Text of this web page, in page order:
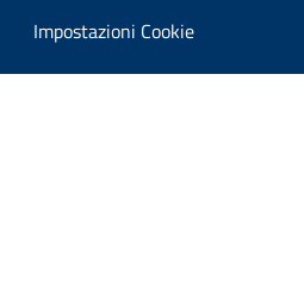
Impostazioni Cookie